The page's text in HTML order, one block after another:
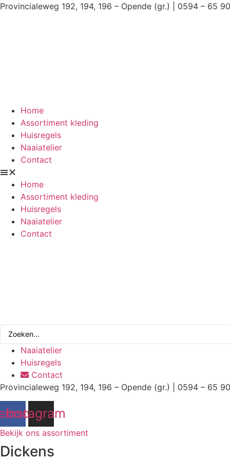
Ga
Provincialeweg 192, 194, 196 – Opende (gr.) | 0594 – 65
Home
Assortiment kleding
Huisregels
Naaiatelier
Contact
Home
Assortiment kleding
Huisregels
Naaiatelier
Contact
Search
Naaiatelier
Huisregels
Contact
Provincialeweg 192, 194, 196 – Opende (gr.) | 0594 – 65
Instagram
Bekijk ons assortiment
Dickens